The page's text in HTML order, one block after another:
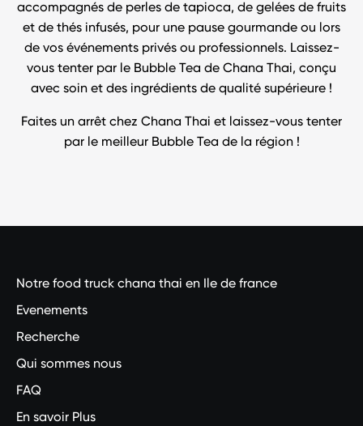
accompagnés de perles de tapioca, de gelées de fruits
et de thés infusés, pour une pause gourmande ou lors
de vos événements privés ou professionnels. Laissez-
vous tenter par le Bubble Tea de Chana Thai, conçu
avec soin et des ingrédients de qualité supérieure !
Faites un arrêt chez Chana Thai et laissez-vous tenter
par le meilleur Bubble Tea de la région !
Notre food truck chana thai en Ile de france
Evenements
Recherche
Qui sommes nous
FAQ
En savoir Plus